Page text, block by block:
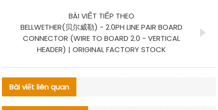
BÀI VIẾT TIẾP THEO
BELLWETHER(贝尔威勒) - 2.0PH LINE PAIR BOARD
CONNECTOR (WIRE TO BOARD 2.0 - VERTICAL
HEADER) | ORIGINAL FACTORY STOCK
Bài viết liên quan